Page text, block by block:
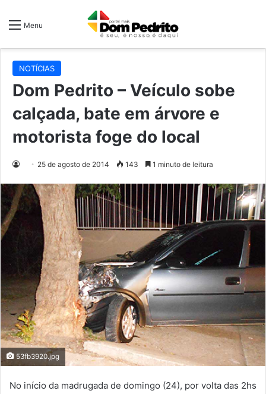
Menu
NOTÍCIAS
Dom Pedrito – Veículo sobe
calçada, bate em árvore e
motorista foge do local
25 de agosto de 2014 143 1 minuto de leitura
53fb3920.jpg
No início da madrugada de domingo (24), por volta das 2hs